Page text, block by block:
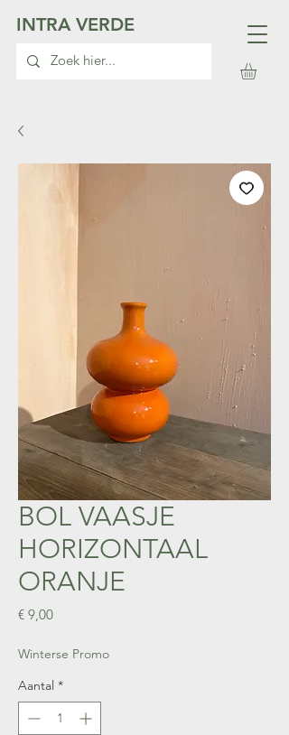
INTRA VERDE
BOL VAASJE
HORIZONTAAL
ORANJE
€ 9,00Prijs
Winterse Promo
Aantal *